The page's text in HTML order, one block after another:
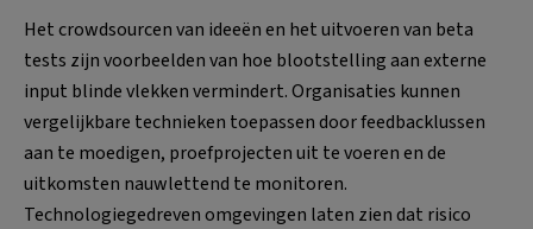
Het crowdsourcen van ideeën en het uitvoeren van beta
tests zijn voorbeelden van hoe blootstelling aan externe
input blinde vlekken vermindert. Organisaties kunnen
vergelijkbare technieken toepassen door feedbacklussen
aan te moedigen, proefprojecten uit te voeren en de
uitkomsten nauwlettend te monitoren.
Technologiegedreven omgevingen laten zien dat risico